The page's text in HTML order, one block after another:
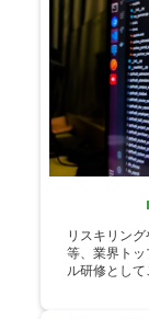
リスキリン
等、業界ト
ル研修として